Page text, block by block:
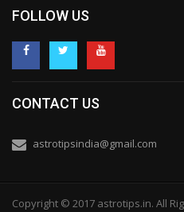
FOLLOW US
CONTACT US
astrotipsindia@gmail.com
Copyright © 2017 astrotips.in. All